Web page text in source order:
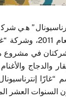
هي
والدجاج
أي من 200 مليون دولار